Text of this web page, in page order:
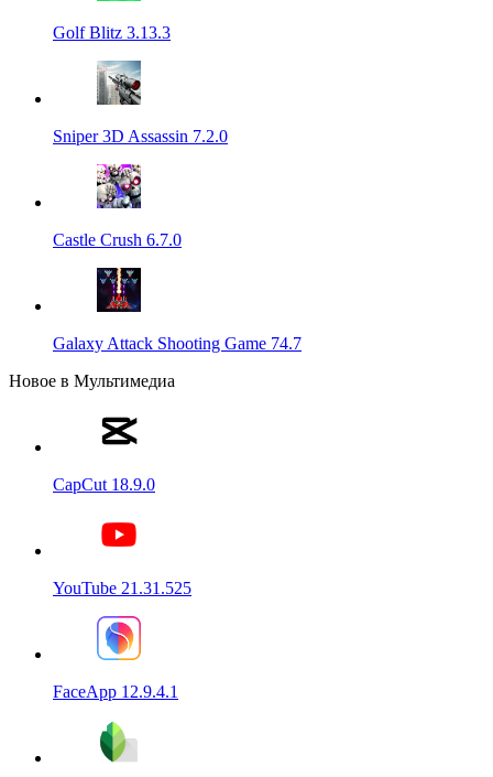
Golf Blitz 3.13.3
Sniper 3D Assassin 7.2.0
Castle Crush 6.7.0
Galaxy Attack Shooting Game 74.7
Новое в Мультимедиа
CapCut 18.9.0
YouTube 21.31.525
FaceApp 12.9.4.1